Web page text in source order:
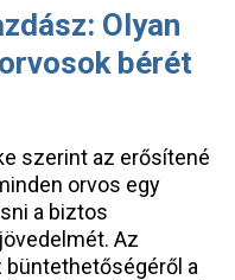
Olyan
bérét
szerint az erősítené
orvos egy
a biztos
Az
büntethetőségéről a